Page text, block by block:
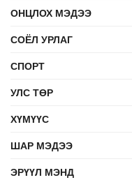
ОНЦЛОХ МЭДЭЭ
СОЁЛ УРЛАГ
СПОРТ
УЛС ТӨР
ХҮМҮҮС
ШАР МЭДЭЭ
ЭРҮҮЛ МЭНД